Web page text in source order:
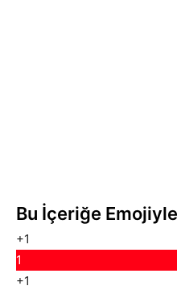
Bu İçeriğe
+1
1
+1